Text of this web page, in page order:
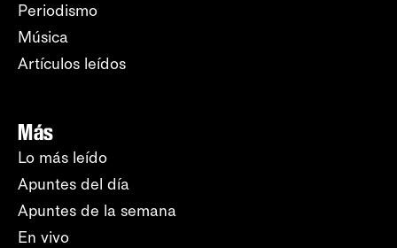
Periodismo
Música
Artículos leídos
Más
Lo más leído
Apuntes del día
Apuntes de la semana
En vivo